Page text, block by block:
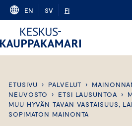
Skip
content
EN SV FI
ETUSIVU › PALVELUT ›
NEUVOSTO
› ETSI LAUSUNTOA ›
MUU HYVÄN TAVAN VASTAISUUS,
SOPIMATON MAINONTA